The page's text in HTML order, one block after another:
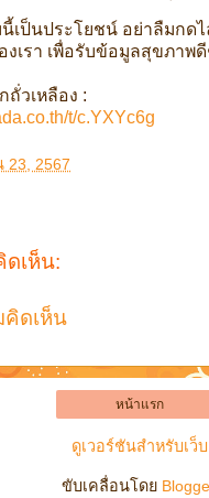
เป็นประโยชน์ อย่าลืมกด
งเรา เพื่อรับข้อมูลสุขภาพ
วเหลือง :
t/c.YXYc6g
23, 2567
เห็น:
คิดเห็น
หน้าแรก
ดูเวอร์ชันสำหรับเว็บ
ขับเคลื่อนโดย